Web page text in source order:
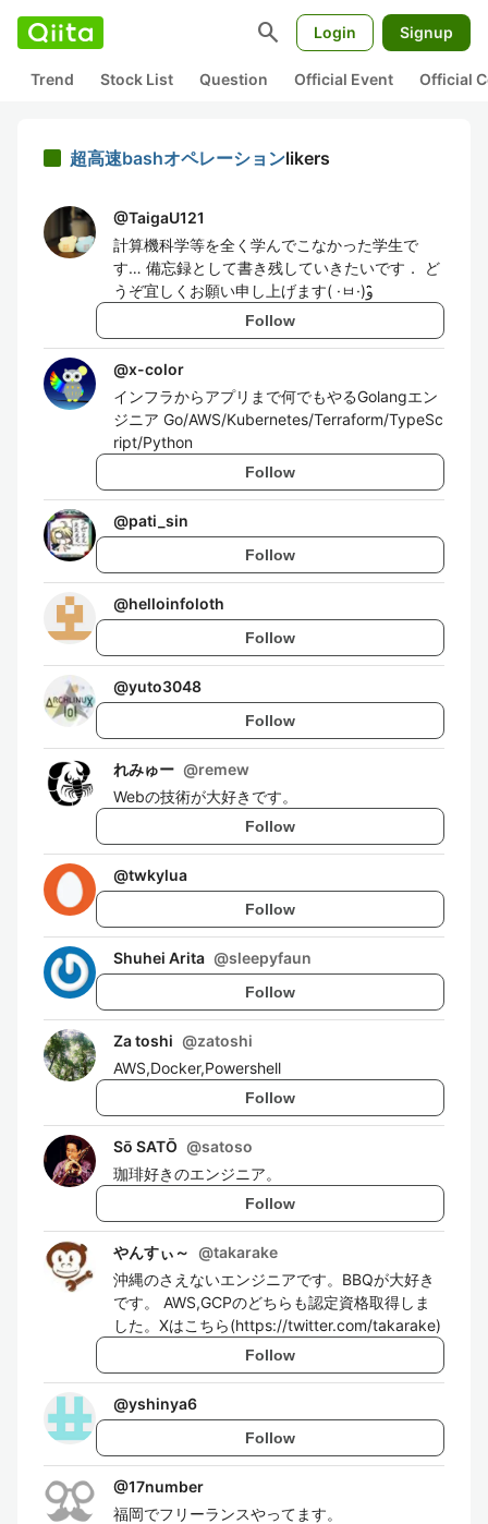
search Login Signup
Trend Stock List Question Official Event Official
超高速bashオペレーションlikers
@TaigaU121
計算機科学等を全く学んでこなかった学生で
す… 備忘録として書き残していきたいです． ど
Follow
@x-color
インフラからアプリまで何でもやるGolangエン
ジニア Go/AWS/Kubernetes/Terraform/TypeSc
ript/Python
Follow
@pati_sin
Follow
@helloinfoloth
Follow
@yuto3048
Follow
れみゅー @remew
Webの技術が大好きです。
Follow
@twkylua
Follow
Shuhei Arita @sleepyfaun
Follow
Za toshi @zatoshi
AWS,Docker,Powershell
Follow
Sō SATŌ @satoso
珈琲好きのエンジニア。
Follow
やんすぃ～ @takarake
沖縄のさえないエンジニアです。BBQが大好き
です。 AWS,GCPのどちらも認定資格取得しま
した。Xはこちら(https://twitter.com/takarake)
Follow
@yshinya6
Follow
@17number
福岡でフリーランスやってます。